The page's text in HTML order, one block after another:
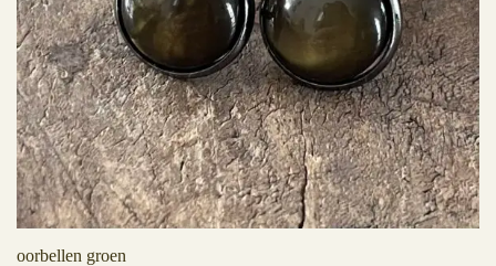
oorbellen groen